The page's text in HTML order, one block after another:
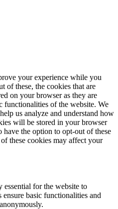
your experience while you
of these, the cookies that are
on your browser as they are
functionalities of the website. We
us analyze and understand how
will be stored in your browser
the option to opt-out of these
these cookies may affect your
essential for the website to
basic functionalities and